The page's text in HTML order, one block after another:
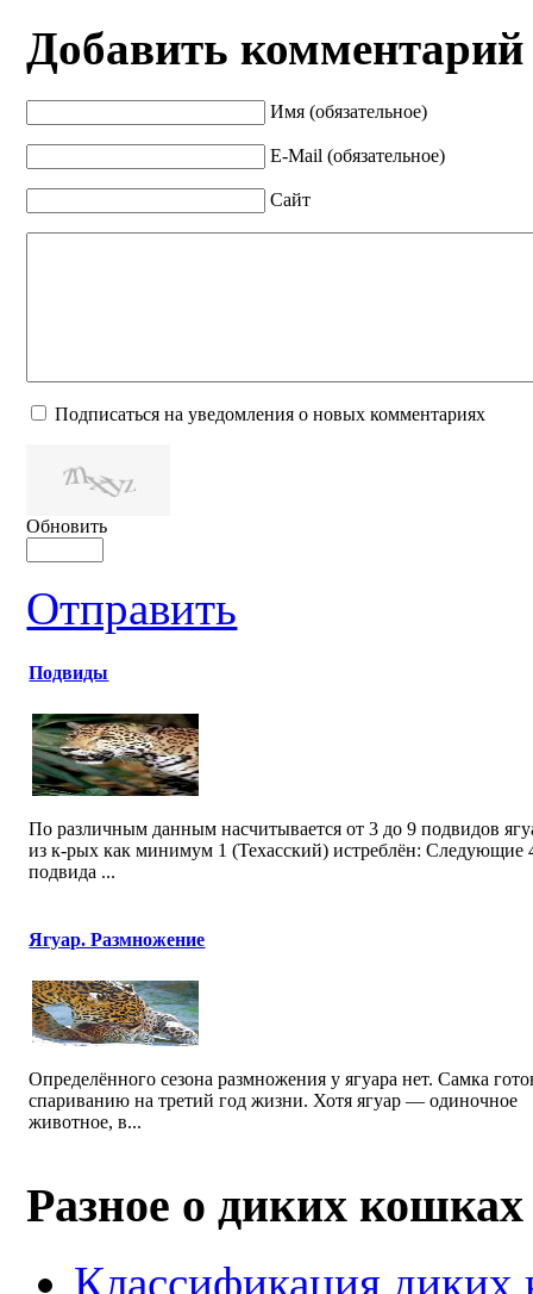
Добавить комментарий
Имя (обязательное)
E-Mail (обязательное)
Сайт
Подписаться на уведомления о новых комментариях
Обновить
Отправить
Подвиды
По различным данным насчитывается от 3 до 9 подвидов
из к-рых как минимум 1 (Техасский) истреблён: Следующие
подвида ...
Ягуар. Размножение
Определённого сезона размножения у ягуара нет. Самка
спариванию на третий год жизни. Хотя ягуар — одиночное
животное, в...
Разное о диких кошках
Классификация диких